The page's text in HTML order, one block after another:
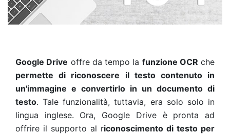
Google Drive offre da tempo la funzione OCR che
permette di riconoscere il testo contenuto in
un'immagine e convertirlo in un documento di
testo. Tale funzionalità, tuttavia, era solo solo in
lingua inglese. Ora, Google Drive è pronta ad
offrire il supporto al riconoscimento di testo per